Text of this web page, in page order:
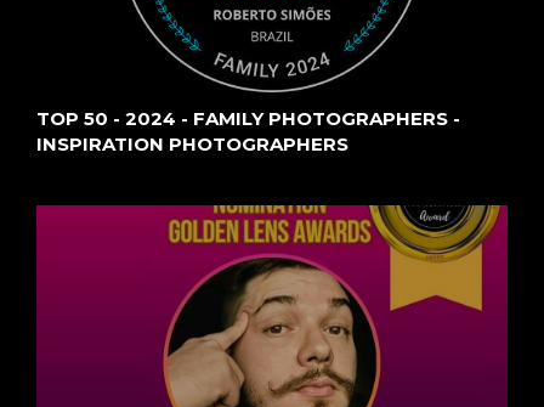
TOP 50 - 2024 - FAMILY PHOTOGRAPHERS -
INSPIRATION PHOTOGRAPHERS